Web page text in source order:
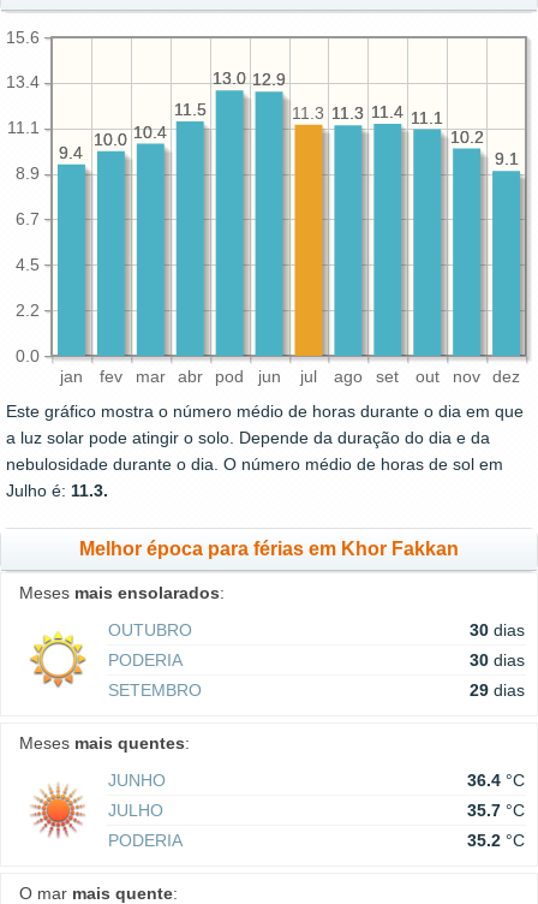
jan fev mar abr pod jun jul ago set out nov dez
0.0
2.2
4.5
6.7
8.9
11.1
13.4
15.6
9.1
10.2
11.1
11.4
11.3
12.9
13.0
11.5
10.4
10.0
9.4 9.1
10.2
11.1
11.4
11.3
11.3
12.9
13.0
11.5
10.4
10.0
9.4
Este gráfico mostra o número médio de horas durante o dia em que
a luz solar pode atingir o solo. Depende da duração do dia e da
nebulosidade durante o dia. O número médio de horas de sol em
Julho é: 11.3.
Melhor época para férias em Khor Fakkan
Meses mais ensolarados:
OUTUBRO
30 dias
PODERIA
30 dias
SETEMBRO
29 dias
Meses mais quentes:
JUNHO
36.4 °C
JULHO
35.7 °C
PODERIA
35.2 °C
O mar mais quente: